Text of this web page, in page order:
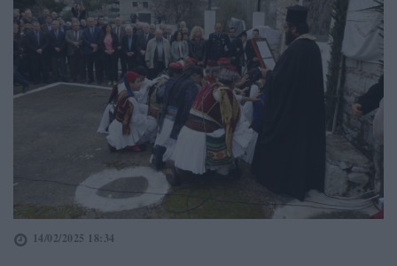
14/02/2025 18:34